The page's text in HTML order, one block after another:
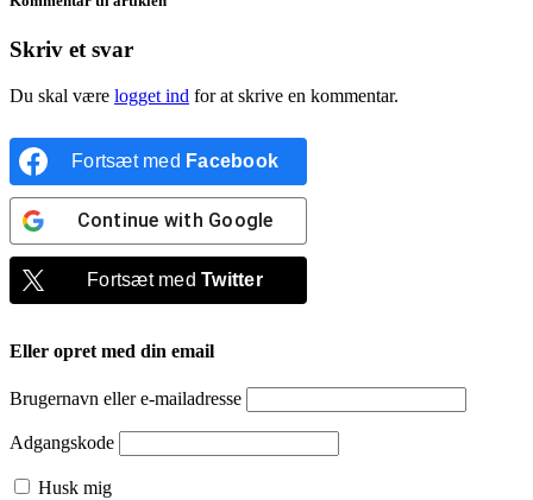
Skriv et svar
Du skal være logget ind for at skrive en kommentar.
Fortsæt med Facebook
Continue with Google
Fortsæt medTwitter
Eller opret med din email
Brugernavn eller e-mailadresse
Adgangskode
Husk mig